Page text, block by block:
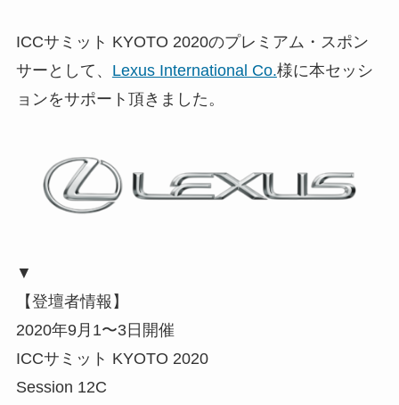
ICCサミット KYOTO 2020のプレミアム・スポン
サーとして、 Lexus International Co.様に本セッシ
ョンをサポート頂きました。
▼
【登壇者情報】
2020年9月1〜3日開催
ICCサミット KYOTO 2020
Session 12C